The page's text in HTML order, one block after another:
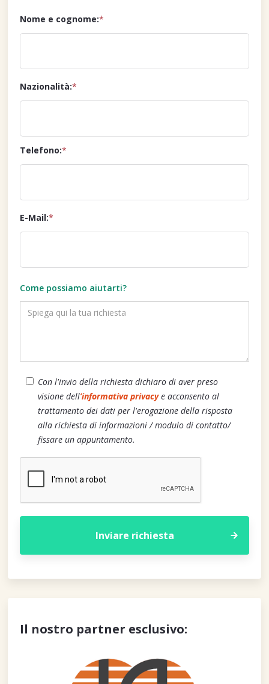
Nome e cognome:*
Nazionalità:*
Telefono:*
E-Mail:*
Come possiamo aiutarti?
Con l'invio della richiesta dichiaro di aver preso
visione dell’informativa privacye acconsento al
trattamento dei dati per l'erogazione della risposta
alla richiesta di informazioni / modulo di contatto/
fissare un appuntamento.
Il nostro partner esclusivo: